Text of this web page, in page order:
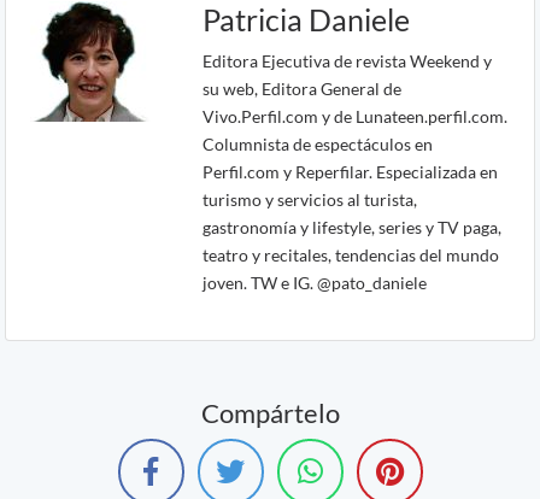
Patricia Daniele
Editora Ejecutiva de revista Weekend y
su web, Editora General de
Vivo.Perfil.com y de Lunateen.perfil.com.
Columnista de espectáculos en
Perfil.com y Reperfilar. Especializada en
turismo y servicios al turista,
gastronomía y lifestyle, series y TV paga,
teatro y recitales, tendencias del mundo
joven. TW e IG. @pato_daniele
Compártelo